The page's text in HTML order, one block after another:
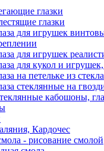
глазки
глазки
для игрушек
для игрушек
для кукол и
на петельке из стекла
стеклянные на
кабошоны,
Кардочес
- рисование смолой